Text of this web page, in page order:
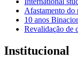
Afastamento do
10 anos
Revalidação de
Institucional